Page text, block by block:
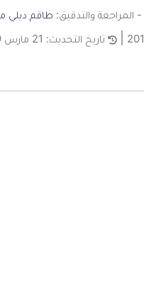
- المراجعة والتدقيق: طاقم ديلي
تاريخ التحديث: 21 مارس 2019